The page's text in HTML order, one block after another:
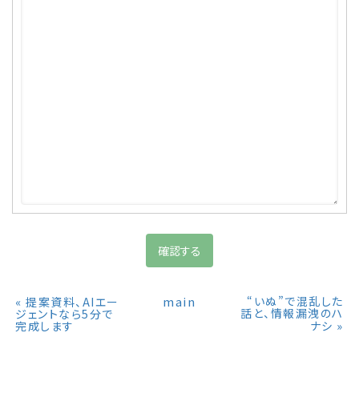
« 提案資料、AIエー
ジェントなら5分で
完成します
main “いぬ”で混乱した
話と、情報漏洩のハ
ナシ »